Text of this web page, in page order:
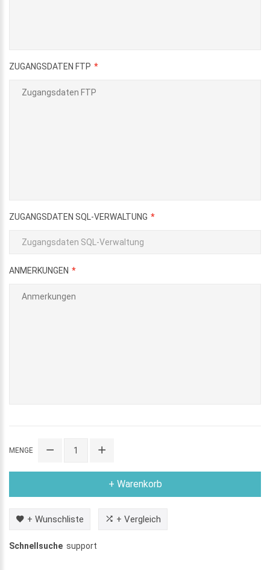
ZUGANGSDATEN FTP
ZUGANGSDATEN SQL-VERWALTUNG
ANMERKUNGEN
MENGE
+ Warenkorb
+ Wunschliste + Vergleich
Schnellsuche support